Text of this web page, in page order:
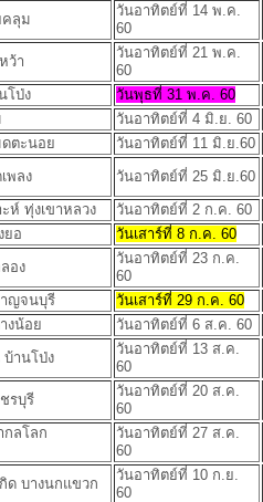
คลุม
วันอาทิตย์ที่ 14 พ.ค.
60
ว้า
วันอาทิตย์ที่ 21 พ.ค.
60
โป่ง
วันพุธที่ 31 พ.ค. 60
วันอาทิตย์ที่ 4 มิ.ย. 60
ตะนอย วันอาทิตย์ที่ 11 มิ.ย.60
พลง วันอาทิตย์ที่ 25 มิ.ย.60
ห์ ทุ่งเขาหลวง วันอาทิตย์ที่ 2 ก.ค. 60
ยอ
วันเสาร์ที่ 8 ก.ค. 60
อง
วันอาทิตย์ที่ 23 ก.ค.
60
ญจนบุรี
วันเสาร์ที่ 29 ก.ค. 60
งน้อย
วันอาทิตย์ที่ 6 ส.ค. 60
านโป่ง
วันอาทิตย์ที่ 13 ส.ค.
60
รบุรี
วันอาทิตย์ที่ 20 ส.ค.
60
กลโลก
วันอาทิตย์ที่ 27 ส.ค.
60
ด บางนกแขวก
วันอาทิตย์ที่ 10 ก.ย.
60